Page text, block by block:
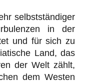
selbstständiger
in der
und für sich zu
Land, das
der Welt zählt,
dem Westen